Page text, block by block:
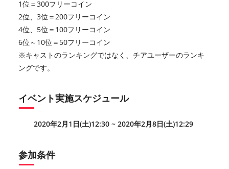
1位＝300フリーコイン
2位、3位＝200フリーコイン
4位、5位＝100フリーコイン
6位～10位＝50フリーコイン
※キャストのランキングではなく、チアユーザーのランキ
ングです。
イベント実施スケジュール
2020年2月1日(土)12:30 ~ 2020年2月8日(土)12:29
参加条件